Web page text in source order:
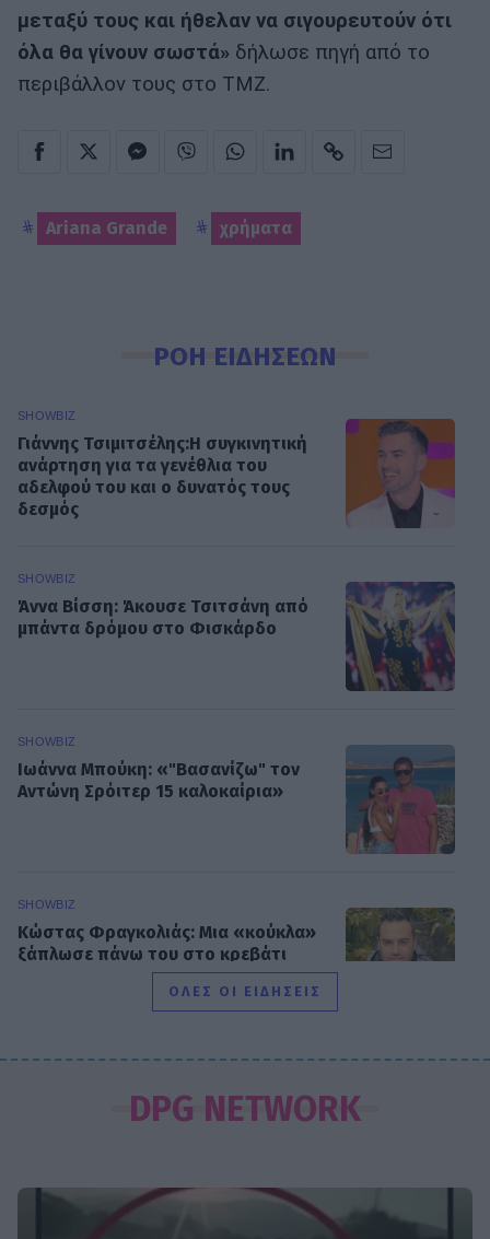
μεταξύ τους και ήθελαν να σιγουρευτούν ότι
όλα θα γίνουν σωστά» δήλωσε πηγή από το
περιβάλλον τους στο ΤΜΖ.
Ariana Grande χρήματα
ΡΟΗ ΕΙΔΗΣΕΩΝ
SHOWBIZ
Γιάννης Τσιμιτσέλης:Η συγκινητική
ανάρτηση για τα γενέθλια του
αδελφού του και ο δυνατός τους
δεσμός
SHOWBIZ
Άννα Βίσση: Άκουσε Τσιτσάνη από
μπάντα δρόμου στο Φισκάρδο
SHOWBIZ
Ιωάννα Μπούκη: «"Βασανίζω" τον
Αντώνη Σρόιτερ 15 καλοκαίρια»
SHOWBIZ
Κώστας Φραγκολιάς: Μια «κούκλα»
ξάπλωσε πάνω του στο κρεβάτι
Κατερίνα Καινούργιου: Ένα τρυφερό
μήνυμα από την Πάρο
ΟΛΕΣ ΟΙ ΕΙΔΗΣΕΙΣ
DPG NETWORK